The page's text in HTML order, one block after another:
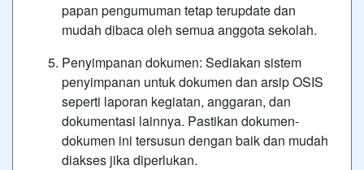
papan pengumuman tetap terupdate dan
mudah dibaca oleh semua anggota sekolah.
Penyimpanan dokumen: Sediakan sistem
penyimpanan untuk dokumen dan arsip OSIS
seperti laporan kegiatan, anggaran, dan
dokumentasi lainnya. Pastikan dokumen-
dokumen ini tersusun dengan baik dan mudah
diakses jika diperlukan.